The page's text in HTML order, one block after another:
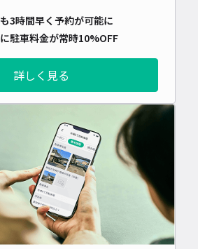
3時間早く予約が可能に
駐車料金が常時10%OFF
詳しく見る